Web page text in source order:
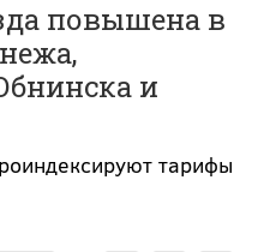
повышена в
и
тарифы